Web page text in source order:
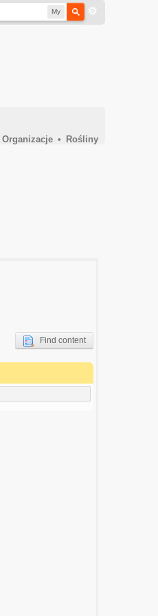
My
Organizacje •
Rośliny
Find content